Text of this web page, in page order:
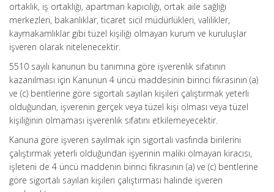
ortaklık, iş ortaklığı, apartman kapıcılığı, ortak aile sağlığı
merkezleri, bakanlıklar, ticaret sicil müdürlükleri, valilikler,
kaymakamlıklar gibi tüzel kişiliği olmayan kurum ve kuruluşlar
işveren olarak nitelenecektir.
5510 sayılı kanunun bu tanımına göre işverenlik sıfatının
kazanılması için Kanunun 4 üncü maddesinin birinci fıkrasının (a)
ve (c) bentlerine göre sigortalı sayılan kişileri çalıştırmak yeterli
olduğundan, işverenin gerçek veya tüzel kişi olması veya tüzel
kişiliğinin olmaması işverenlik sıfatını etkilemeyecektir.
Kanuna göre işveren sayılmak için sigortalı vasfında birilerini
çalıştırmak yeterli olduğundan işyerinin maliki olmayan kiracısı,
işleteni de 4 üncü maddenin birinci fıkrasının (a) ve (c) bentlerine
göre sigortalı sayılan kişileri çalıştırması halinde işveren